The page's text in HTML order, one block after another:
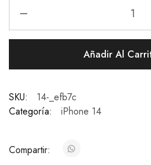
Añadir Al
SKU:
14-_efb7c
Categoría:
iPhone 14
Compartir: